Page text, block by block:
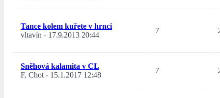
Tance kolem kuřete v hrnci
vltavín - 17.9.2013 20:44
7
Sněhová kalamita v CL
F, Chot- 15.1.2017 12:48
7